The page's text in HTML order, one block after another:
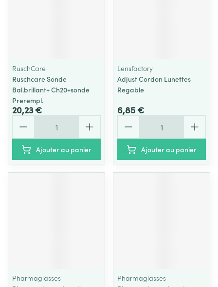
RuschCare
Ruschcare Sonde
Bal.brillant+ Ch20+sonde
Prerempl.
20,23 €
Ajouter au panier
Lensfactory
Adjust Cordon Lunettes
Regable
6,85 €
Ajouter au panier
Pharmaglasses
Pharmaglasses